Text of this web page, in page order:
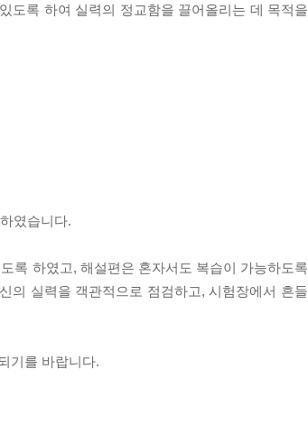
도록 하여 실력의 정교함을 끌어올리는 데 목적을
였습니다.
록 하였고, 해설편은 혼자서도 복습이 가능하도록
의 실력을 객관적으로 점검하고, 시험장에서 흔들
기를 바랍니다.